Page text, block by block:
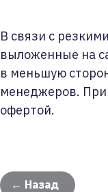
В связи с
выложенные на
в меньшую
менеджеров.
офертой.
← Назад